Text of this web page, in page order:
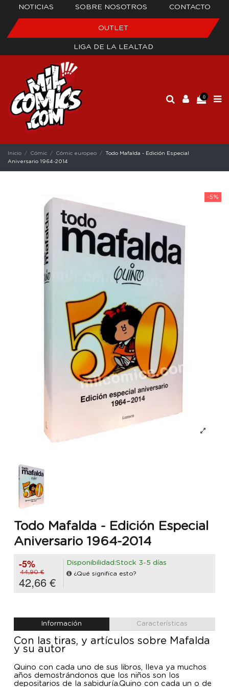
NOTICIAS SOBRE NOSOTROS CONTACTO
OUTLET
LIGA DE LA LEALTAD
0
Inicio Cómic Cómic europeo
Todo Mafalda - Edición Especial
Aniversario 1964-2014
-5%
Todo Mafalda - Edición Especial
Aniversario 1964-2014
-5%
44,90 €
42,66 €
Disponibilidad:Stock 3-5 días
¿Qué significa esto?
Información Características
Con las tiras, y artículos sobre Mafalda
y su autor
Quino con cada uno de sus libros, lleva ya muchos
años demostrándonos que los niños son los
depositarios de la sabiduría.Quino con cada un o de